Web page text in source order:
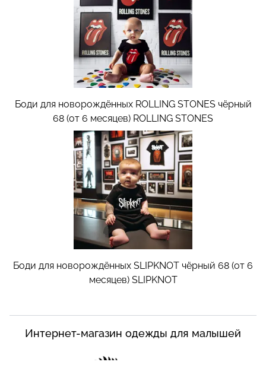
Боди для новорождённых ROLLING STONES чёрный
68 (от 6 месяцев) ROLLING STONES
Боди для новорождённых SLIPKNOT чёрный 68 (от 6
месяцев) SLIPKNOT
Интернет-магазин одежды для малышей